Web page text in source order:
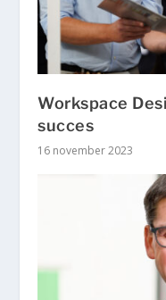
Workspace
succes
16 november 2023